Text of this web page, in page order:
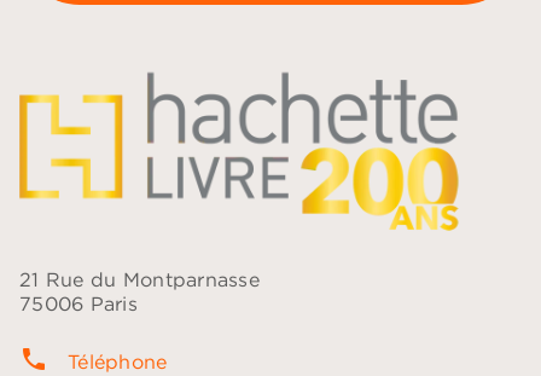
21 Rue du Montparnasse
75006 Paris
phone Téléphone